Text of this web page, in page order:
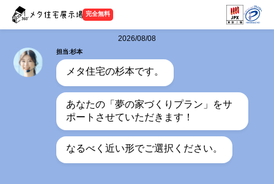
完全無料
2026/08/08
担当:杉本
メタ住宅の杉本です。
あなたの「夢の家づくりプラン」をサ
ポートさせていただきます！
なるべく近い形でご選択ください。